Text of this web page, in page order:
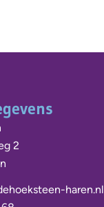
2
haren.nl